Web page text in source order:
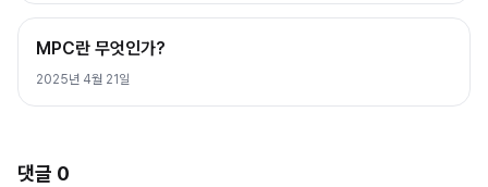
MPC란 무엇인가?
2025년 4월 21일
댓글 0